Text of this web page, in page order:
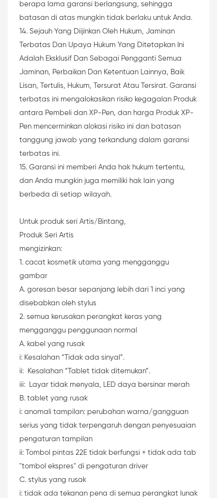
berapa lama garansi berlangsung, sehingga
batasan di atas mungkin tidak berlaku untuk Anda.
14. Sejauh Yang Diijinkan Oleh Hukum, Jaminan
Terbatas Dan Upaya Hukum Yang Ditetapkan Ini
Adalah Eksklusif Dan Sebagai Pengganti Semua
Jaminan, Perbaikan Dan Ketentuan Lainnya, Baik
Lisan, Tertulis, Hukum, Tersurat Atau Tersirat. Garansi
terbatas ini mengalokasikan risiko kegagalan Produk
antara Pembeli dan XP-Pen, dan harga Produk XP-
Pen mencerminkan alokasi risiko ini dan batasan
tanggung jawab yang terkandung dalam garansi
terbatas ini.
15. Garansi ini memberi Anda hak hukum tertentu,
dan Anda mungkin juga memiliki hak lain yang
berbeda di setiap wilayah.
Untuk produk seri Artis/Bintang,
Produk Seri Artis
mengizinkan:
1. cacat kosmetik utama yang mengganggu
gambar
A. goresan besar sepanjang lebih dari 1 inci yang
disebabkan oleh stylus
2. semua kerusakan perangkat keras yang
mengganggu penggunaan normal
A. kabel yang rusak
i: Kesalahan “Tidak ada sinyal”.
ii: Kesalahan “Tablet tidak ditemukan”.
iii: Layar tidak menyala, LED daya bersinar merah
B. tablet yang rusak
i: anomali tampilan: perubahan warna/gangguan
serius yang tidak terpengaruh dengan penyesuaian
pengaturan tampilan
ii: Tombol pintas 22E tidak berfungsi + tidak ada tab
"tombol ekspres" di pengaturan driver
C. stylus yang rusak
i: tidak ada tekanan pena di semua perangkat lunak